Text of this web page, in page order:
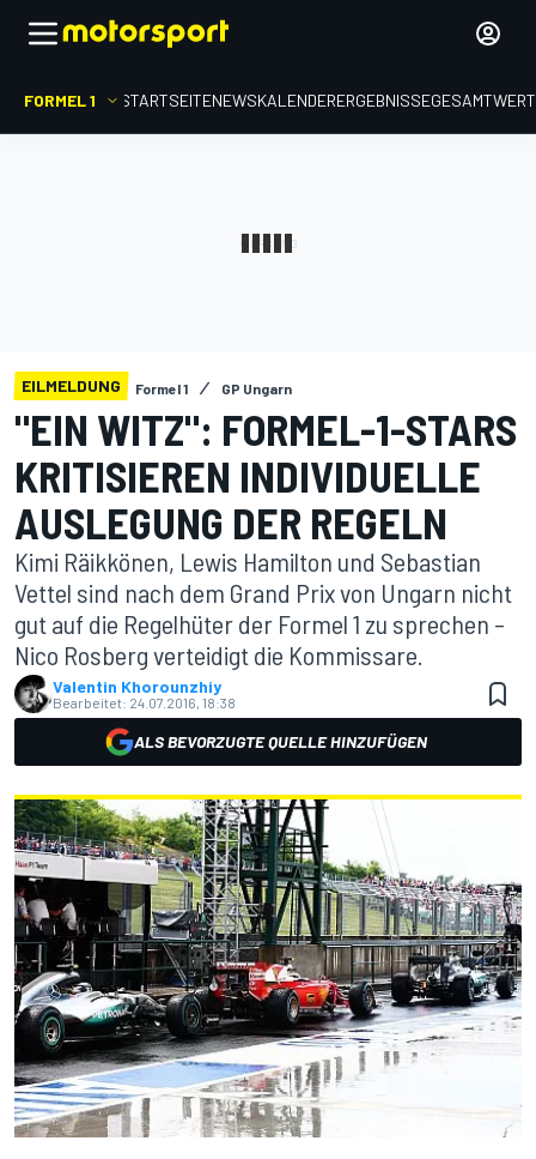
FORMEL 1 STARTSEITENEWSKALENDERERGEBNISSE
EILMELDUNG Formel 1 GP Ungarn
"EIN WITZ": FORMEL-1-STARS
KRITISIEREN INDIVIDUELLE
AUSLEGUNG DER REGELN
Kimi Räikkönen, Lewis Hamilton und Sebastian
Vettel sind nach dem Grand Prix von Ungarn nicht
gut auf die Regelhüter der Formel 1 zu sprechen –
Nico Rosberg verteidigt die Kommissare.
Valentin Khorounzhiy
Bearbeitet: 24.07.2016, 18:38
ALS BEVORZUGTE QUELLE HINZUFÜGEN